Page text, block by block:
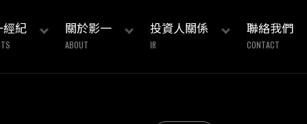
紀 關於影一
ABOUT
投資人關係
IR
聯絡我們
CONTACT